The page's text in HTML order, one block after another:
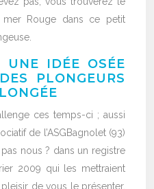
Rouge dans ce petit
UNE IDÉE OSÉE
PLONGEURS
ces temps-ci ; aussi
de l’ASGBagnolet (93)
nous ? dans un registre
2009 qui les mettraient
de vous le présenter.